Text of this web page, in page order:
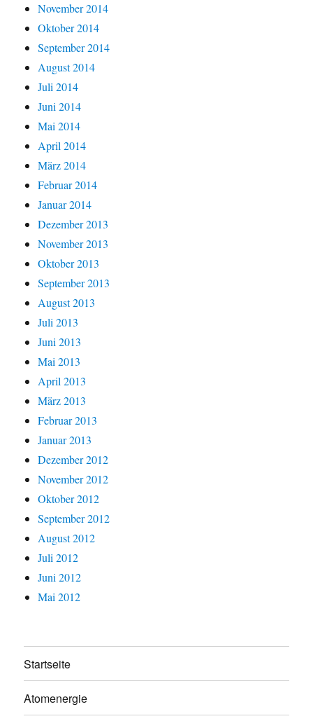
November 2014
Oktober 2014
September 2014
August 2014
Juli 2014
Juni 2014
Mai 2014
April 2014
März 2014
Februar 2014
Januar 2014
Dezember 2013
November 2013
Oktober 2013
September 2013
August 2013
Juli 2013
Juni 2013
Mai 2013
April 2013
März 2013
Februar 2013
Januar 2013
Dezember 2012
November 2012
Oktober 2012
September 2012
August 2012
Juli 2012
Juni 2012
Mai 2012
Startseite
Atomenergie